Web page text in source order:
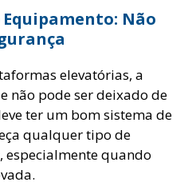
Não
elevatórias, a
não pode ser deixado de
ter um bom sistema de
qualquer tipo de
especialmente quando